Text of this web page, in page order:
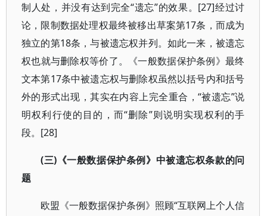
制人处，并没有达到完全“遗忘”的效果。[27]经过讨
论，限制数据处理权最终被移出草案第17条，而成为
独立的第18条，与被遗忘权并列。如此一来，被遗忘
权也就与删除权等价了。《一般数据保护条例》最终
文本第17条中被遗忘权与删除权虽然以括号内和括号
外的形式出现，其实在内容上完全重合，“被遗忘”说
明权利行使的目的，而“删除”则说明实现权利的手
段。[28]
(三)《一般数据保护条例》中被遗忘权条款的问
题
欧盟《一般数据保护条例》照顾“互联网上个人信